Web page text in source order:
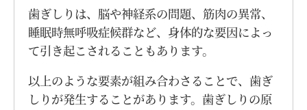
歯ぎしりは、脳や神経系の問題、筋肉の異常、
睡眠時無呼吸症候群など、身体的な要因によっ
て引き起こされることもあります。
以上のような要素が組み合わさることで、歯ぎ
しりが発生することがあります。歯ぎしりの原